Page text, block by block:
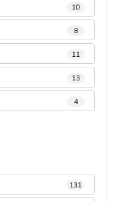
10
8
11
13
4
131